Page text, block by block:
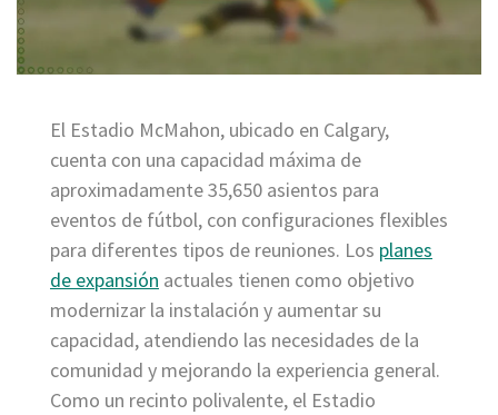
El Estadio McMahon, ubicado en Calgary,
cuenta con una capacidad máxima de
aproximadamente 35,650 asientos para
eventos de fútbol, con configuraciones flexibles
para diferentes tipos de reuniones. Los planes
de expansión actuales tienen como objetivo
modernizar la instalación y aumentar su
capacidad, atendiendo las necesidades de la
comunidad y mejorando la experiencia general.
Como un recinto polivalente, el Estadio